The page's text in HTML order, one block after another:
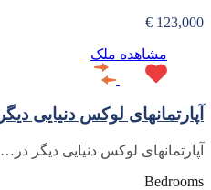
123,000 €
مشاهده ملک
آپارتمانهای لوکس دنیایی دیگر
آپارتمانهای لوکس دنیایی دیگر در…
Bedrooms